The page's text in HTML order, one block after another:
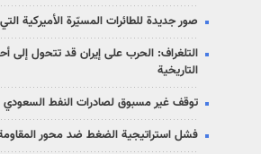
صور جديدة للطائرات المسيّرة الأميركية
التلغراف: الحرب على إيران قد تتحول إلى
التاريخية
توقف غير مسبوق لصادرات النفط السعودي
فشل استراتيجية الضغط ضد محور